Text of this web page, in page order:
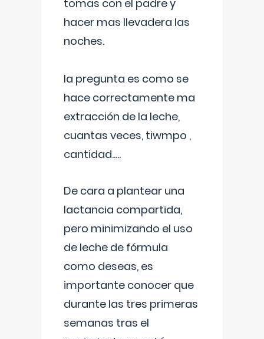
tomas con el padre y
hacer mas llevadera las
noches.
la pregunta es como se
hace correctamente ma
extracción de la leche,
cuantas veces, tiwmpo ,
cantidad.....
De cara a plantear una
lactancia compartida,
pero minimizando el uso
de leche de fórmula
como deseas, es
importante conocer que
durante las tres primeras
semanas tras el